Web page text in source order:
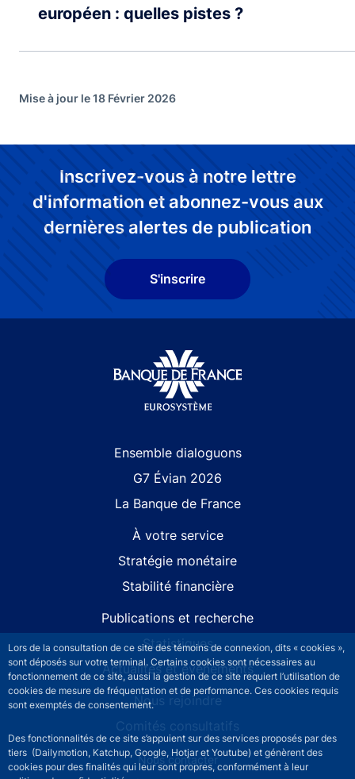
Lors de la consultation de ce site des témoins de connexion, dits « cookies »,
sont déposés sur votre terminal. Certains cookies sont nécessaires au
fonctionnement de ce site, aussi la gestion de ce site requiert l’utilisation de
cookies de mesure de fréquentation et de performance. Ces cookies requis
sont exemptés de consentement.
Des fonctionnalités de ce site s’appuient sur des services proposés par des
tiers (Dailymotion, Katchup, Google, Hotjar et Youtube) et génèrent des
cookies pour des finalités qui leur sont propres, conformément à leur
européen : quelles pistes ?
Mise à jour le 18 Février 2026
Inscrivez-vous à notre lettre
d'information et abonnez-vous aux
dernières alertes de publication
S'inscrire
Ensemble dialoguons
G7 Évian 2026
La Banque de France
À votre service
Stratégie monétaire
Stabilité financière
Publications et recherche
Statistiques
Actualités et événements
Nous rejoindre
Comités consultatifs
Footer secondary menuNous contacter